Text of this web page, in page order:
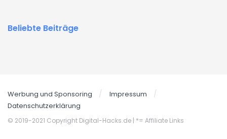
Beliebte Beiträge
Werbung und Sponsoring
Impressum
Datenschutzerklärung
© 2019-2021 Copyright Digital-Hacks.de | *= Affiliate Links